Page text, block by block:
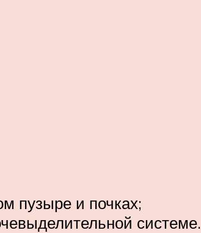
пузыре и почках;
системе.